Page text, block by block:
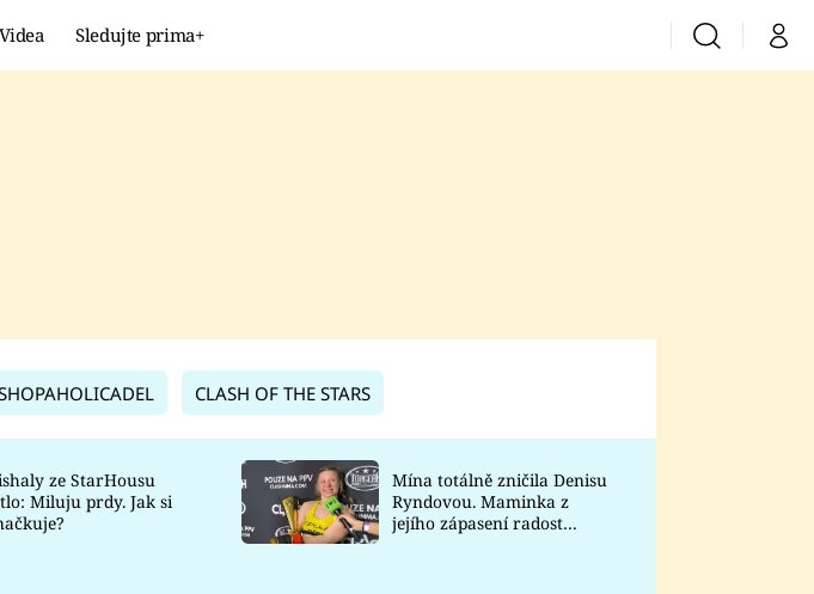
Videa Sledujte prima+ VyhledáváníMůj
Prima Lajk
Sledujte nás
CLASH OF THE STARS
ze StarHousu
Miluju prdy. Jak si
Mína totálně zničila Denisu
Ryndovou. Maminka z
jejího zápasení radost